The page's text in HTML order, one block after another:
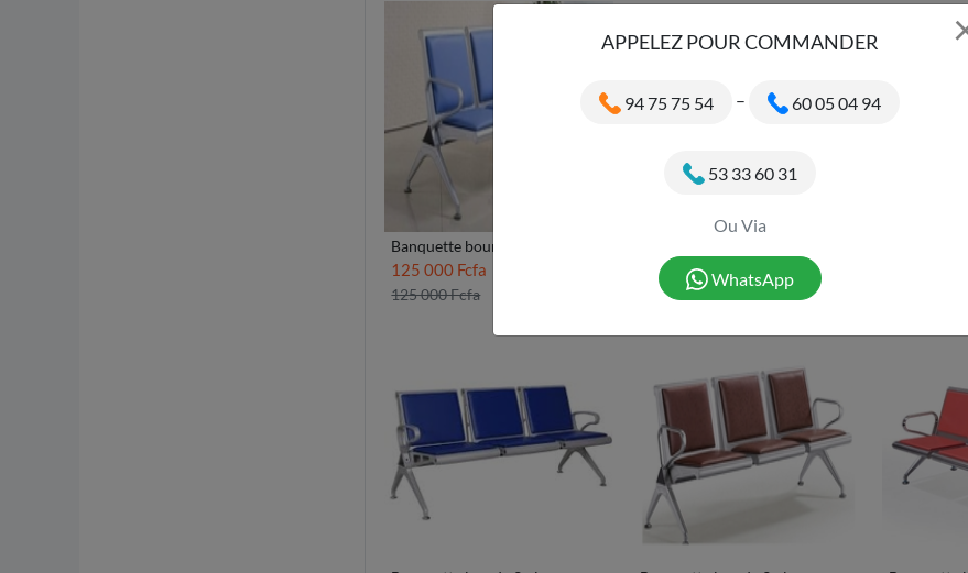
Banquette bourrée 3 places
125 000 Fcfa
125 000 Fcfa
125 000 Fcfa
Banquette
APPELEZ POUR COMMANDER
94 75 75 54 – 60 05 04 94
53 33 60 31
Ou Via
WhatsApp